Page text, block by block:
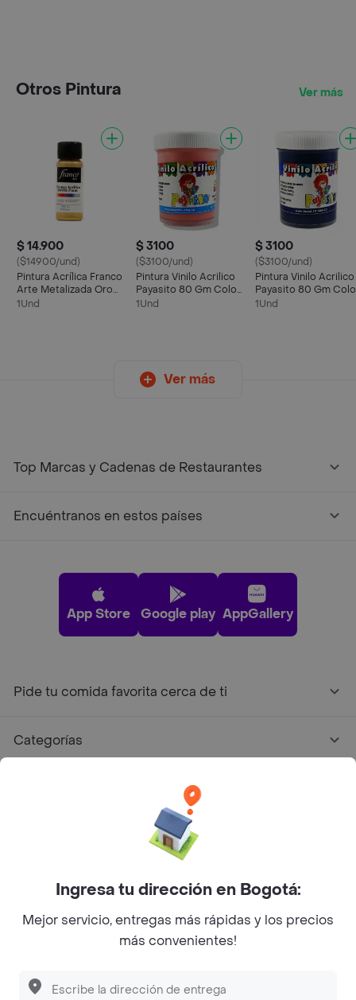
Otros Pintura Ver más
$ 14.900
($14900/und)
Pintura Acrílica Franco
Arte Metalizada Oro
60 Ml
1Und
$ 3100
($3100/und)
Pintura Vinilo Acrilico
Payasito 80 Gm Color
Rosado
1Und
$ 3100
($3100/und)
Pintura Vinilo Acrilico
Payasito 80 Gm
Azul Marino
1Und
Ver más
Top Marcas y Cadenas de Restaurantes
Encuéntranos en estos países
App Store Google play AppGallery
Pide tu comida favorita cerca de ti
Categorías
Facebook
Twitter
Instagram
©2026Rappi Inc. All rights reserved.
Ingresa tu dirección en Bogotá:
Mejor servicio, entregas más rápidas y los precios
más convenientes!